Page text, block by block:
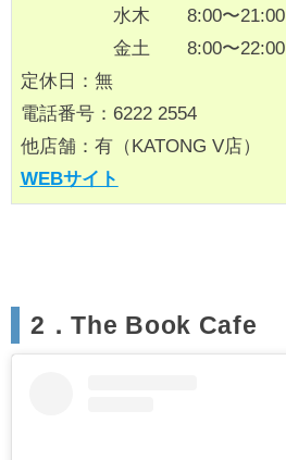
水木 8:00〜21:00
金土 8:00〜22:00
定休日：無
電話番号：6222 2554
他店舗：有（KATONG V店）
WEBサイト
2．The Book Cafe